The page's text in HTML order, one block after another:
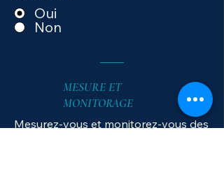
Oui
Non
MESURE ET
MONITORAGE
Mesurez-vous et monitorez-vous des